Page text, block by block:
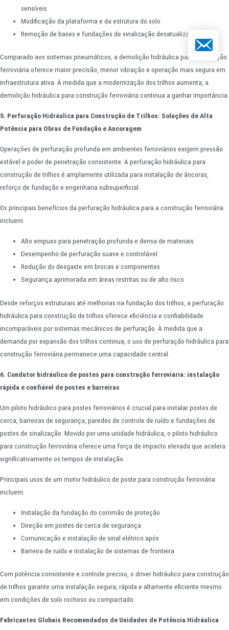
sensíveis
Modificação da plataforma e da estrutura do solo
Remoção de bases e fundações de sinalização desatualizadas
Comparado aos sistemas pneumáticos, a demolição hidráulica para construção
ferroviária oferece maior precisão, menor vibração e operação mais segura em
infraestrutura ativa. À medida que a modernização dos trilhos aumenta, a
demolição hidráulica para construção ferroviária continua a ganhar importância.
5. Perfuração Hidráulica para Construção de Trilhos: Soluções de Alta
Potência para Obras de Fundação e Ancoragem
Operações de perfuração profunda em ambientes ferroviários exigem pressão
estável e poder de penetração consistente. A perfuração hidráulica para
construção de trilhos é amplamente utilizada para instalação de âncoras,
reforço de fundação e engenharia subsuperficial.
Os principais benefícios da perfuração hidráulica para a construção ferroviária
incluem:
Alto empuxo para penetração profunda e densa de materiais
Desempenho de perfuração suave e controlável
Redução do desgaste em brocas e componentes
Segurança aprimorada em áreas restritas ou de alto risco
Desde reforços estruturais até melhorias na fundação dos trilhos, a perfuração
hidráulica para construção de trilhos oferece eficiência e confiabilidade
incomparáveis por sistemas mecânicos de perfuração. À medida que a
demanda por expansão dos trilhos continua, o uso de perfuração hidráulica para
construção ferroviária permanece uma capacidade central.
6. Condutor hidráulico de postes para construção ferroviária: instalação
rápida e confiável de postes e barreiras
Um piloto hidráulico para postes ferroviários é crucial para instalar postes de
cerca, barreiras de segurança, paredes de controle de ruído e fundações de
postes de sinalização. Movido por uma unidade hidráulica, o piloto hidráulico
para construção ferroviária oferece uma força de impacto elevada que acelera
significativamente os tempos de instalação.
Principais usos de um motor hidráulico de poste para construção ferroviária
incluem:
Instalação da fundação do corrimão de proteção
Direção em postes de cerca de segurança
Comunicação e instalação de sinal elétrico após
Barreira de ruído e instalação de sistemas de fronteira
Com potência consistente e controle preciso, o driver hidráulico para construção
de trilhos garante uma instalação segura, rápida e altamente eficiente mesmo
em condições de solo rochoso ou compactado.
Fabricantes Globais Recomendados de Unidades de Potência Hidráulica
E-mail